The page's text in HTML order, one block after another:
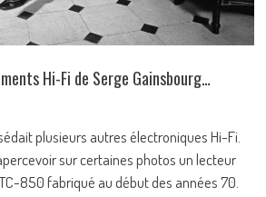
Hi-Fi de Serge Gainsbourg…
plusieurs autres électroniques Hi-Fi.
sur certaines photos un lecteur
850 fabriqué au début des années 70.